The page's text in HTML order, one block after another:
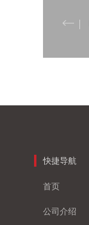
快捷导航
首页
公司介绍